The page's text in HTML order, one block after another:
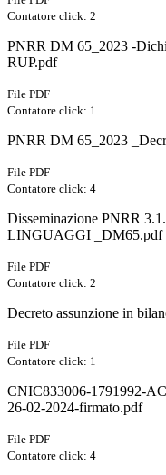
Contatore click: 2
PNRR DM 65_2023 -
RUP.pdf
File PDF
Contatore click: 1
PNRR DM 65_2023
File PDF
Contatore click: 4
Disseminazione PNRR
LINGUAGGI _DM65.pdf
File PDF
Contatore click: 2
Decreto assunzione in
File PDF
Contatore click: 1
CNIC833006-1791992-
26-02-2024-firmato.pdf
File PDF
Contatore click: 4